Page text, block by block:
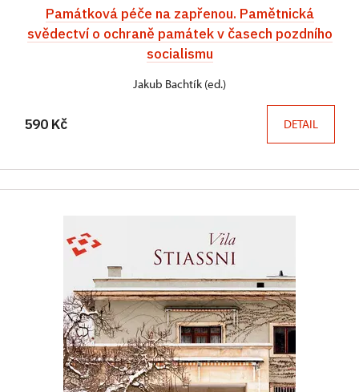
Památková péče na zapřenou. Pamětnická
svědectví o ochraně památek v časech pozdního
socialismu
Jakub Bachtík (ed.)
590 Kč DETAIL